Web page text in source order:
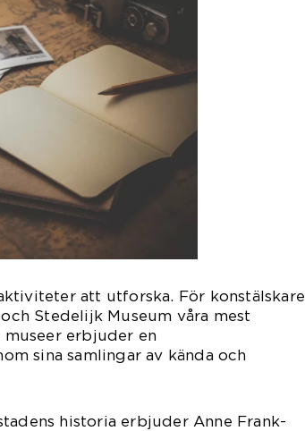
att utforska. För konstälskare
Stedelijk Museum våra mest
museer erbjuder en
sina samlingar av kända och
historia erbjuder Anne Frank-